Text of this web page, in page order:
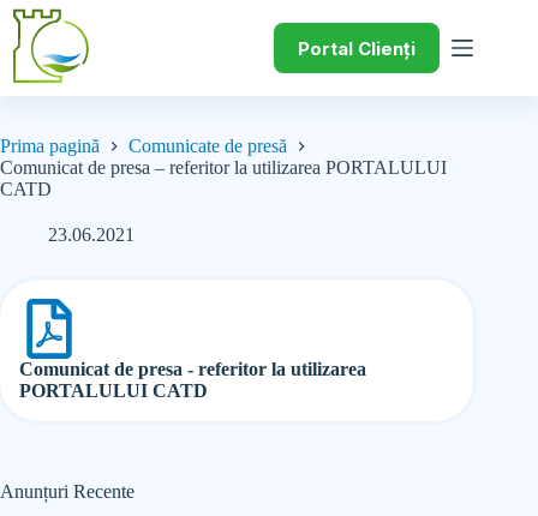
Portal Clienți
Prima pagină
Comunicate de presă
Comunicat de presa – referitor la utilizarea PORTALULUI
CATD
23.06.2021
Comunicat de presa - referitor la utilizarea
PORTALULUI CATD
Anunțuri Recente